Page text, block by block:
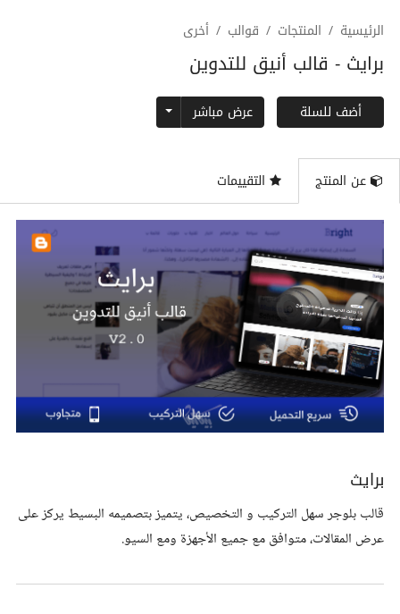
الرئيسية المنتجات قوالب أخرى
برايث - قالب أنيق للتدوين
أضف للسلة عرض مباشر Toggle Dropdown
عن المنتج التقييمات
برايث
قالب بلوجر سهل التركيب و التخصيص، يتميز بتصميمه البسيط يركز على
عرض المقالات، متوافق مع جميع الأجهزة ومع السيو.